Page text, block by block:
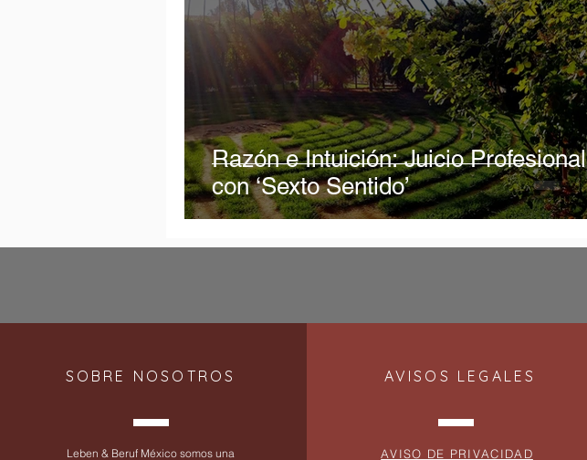
Razón e Intuición: Juicio Profesional
con ‘Sexto Sentido’
SOBRE NOSOTROS
Leben & Beruf México somos una
AVISOS LEGALES
AVISO DE PRIVACIDAD